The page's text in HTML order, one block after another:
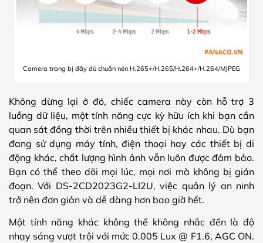
Camera trang bị đầy đủ chuẩn nén H.265+/H.265/H.264+/H.264/MJPEG
Không dừng lại ở đó, chiếc camera này còn hỗ trợ 3
luồng dữ liệu, một tính năng cực kỳ hữu ích khi bạn cần
quan sát đồng thời trên nhiều thiết bị khác nhau. Dù bạn
đang sử dụng máy tính, điện thoại hay các thiết bị di
động khác, chất lượng hình ảnh vẫn luôn được đảm bảo.
Bạn có thể theo dõi mọi lúc, mọi nơi mà không bị gián
đoạn. Với DS-2CD2023G2-LI2U, việc quản lý an ninh
trở nên đơn giản và dễ dàng hơn bao giờ hết.
Một tính năng khác không thể không nhắc đến là độ
nhạy sáng vượt trội với mức 0.005 Lux @ F1.6, AGC ON.